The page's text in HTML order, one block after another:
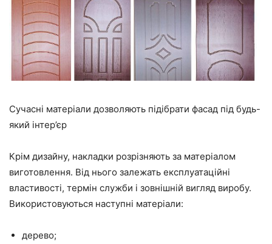
Сучасні матеріали дозволяють підібрати фасад під будь-
який інтер’єр
Крім дизайну, накладки розрізняють за матеріалом
виготовлення. Від нього залежать експлуатаційні
властивості, термін служби і зовнішній вигляд виробу.
Використовуються наступні матеріали:
дерево;